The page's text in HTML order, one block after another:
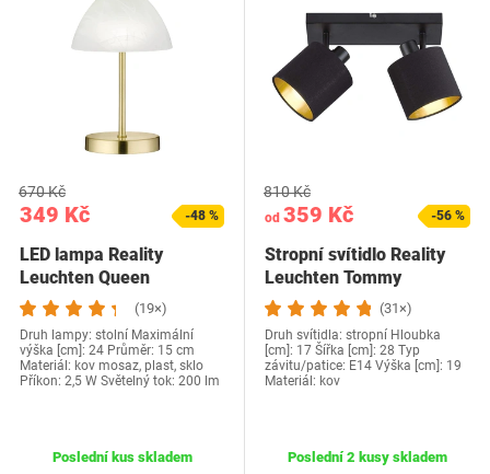
349 Kč
670 Kč
-48 %
LED lampa Reality
Leuchten Queen
(19×)
Druh lampy: stolní Maximální
výška [cm]: 24 Průměr: 15 cm
Materiál: kov mosaz, plast, sklo
Příkon: 2,5 W Světelný tok: 200 lm
Poslední kus skladem
od 359 Kč
810 Kč
-56 %
Stropní svítidlo Reality
Leuchten Tommy
(31×)
Druh svítidla: stropní Hloubka
[cm]: 17 Šířka [cm]: 28 Typ
závitu/patice: E14 Výška [cm]: 19
Materiál: kov
Poslední 2 kusy skladem